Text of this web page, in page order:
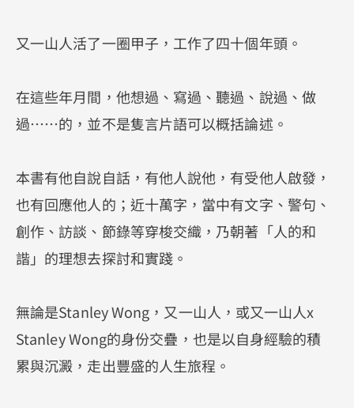
又一山人活了一圈甲子，工作了四十個年頭。
在這些年月間，他想過、寫過、聽過、說過、做
過……的，並不是隻言片語可以概括論述。
本書有他自說自話，有他人說他，有受他人啟發，
也有回應他人的；近十萬字，當中有文字、警句、
創作、訪談、節錄等穿梭交織，乃朝著「人的和
諧」的理想去探討和實踐。
無論是Stanley Wong，又一山人，或又一山人x
Stanley Wong的身份交疊，也是以自身經驗的積
累與沉澱，走出豐盛的人生旅程。